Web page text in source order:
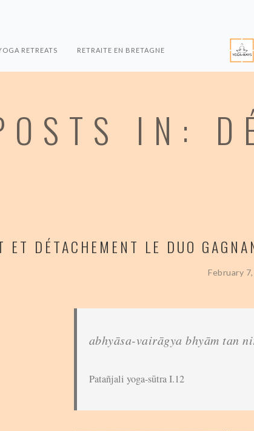
RETREATS RETRAITE EN BRETAGNE
IN:
ET DÉTACHEMENT LE DUO
February
abhyāsa-vairāgya bhyām tan
Patañjali yoga-sūtra I.12